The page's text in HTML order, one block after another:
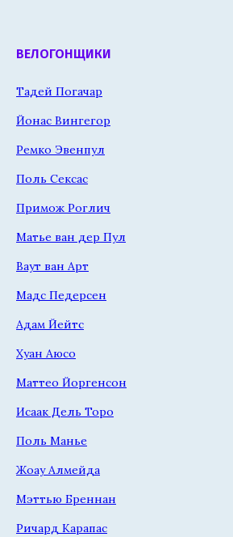
ВЕЛОГОНЩИКИ
Тадей Погачар
Йонас Вингегор
Ремко Эвенпул
Поль Сексас
Примож Роглич
Матье ван дер Пул
Ваут ван Арт
Мадс Педерсен
Адам Йейтс
Хуан Аюсо
Маттео Йоргенсон
Исаак Дель Торо
Поль Манье
Жоау Алмейда
Мэттью Бреннан
Ричард Карапас